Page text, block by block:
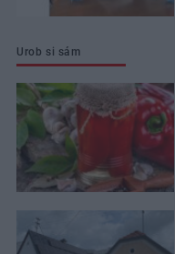
Urob si sám